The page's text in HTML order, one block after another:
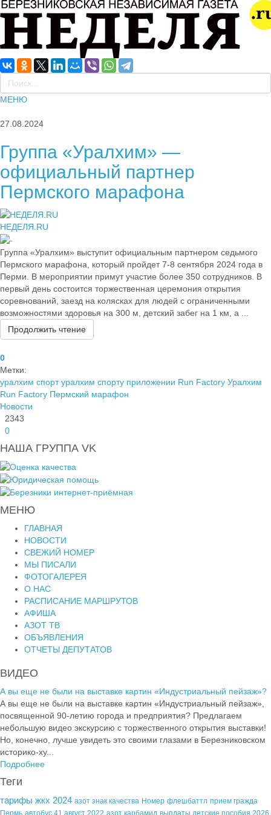
МЕНЮ
27.08.2024
Группа «Уралхим» —
официальный партнер
Пермского марафона
НЕДЕЛЯ.RU
Группа «Уралхим» выступит официальным партнером седьмого
Пермского марафона, который пройдет 7-8 сентября 2024 года в
Перми. В мероприятии примут участие более 350 сотрудников. В
первый день состоится торжественная церемония открытия
соревнований, заезд на колясках для людей с ограниченными
возможностями здоровья на 300 м, детский забег на 1 км, а ...
Продолжить чтение
0
Метки:
уралхим спорт уралхим спорту приложении Run Factory Уралхим
Run Factory Пермский марафон
Новости
2343
0
НАША ГРУППА VK
МЕНЮ
ГЛАВНАЯ
НОВОСТИ
СВЕЖИЙ НОМЕР
МЫ ПИСАЛИ
ФОТОГАЛЕРЕЯ
О НАС
РАСПИСАНИЕ МАРШРУТОВ
АФИША
АЗОТ ТВ
ОБЪЯВЛЕНИЯ
ОТЧЕТЫ ДЕПУТАТОВ
ВИДЕО
А вы еще не были на выставке картин «Индустриальный пейзаж»?
А вы еще не были на выставке картин «Индустриальный пейзаж»,
посвященной 90-летию города и предприятия? Предлагаем
небольшую видео экскурсию с торжественного открытия выставки!
Но, конечно, лучше увидеть это своими глазами в Березниковском
историко-ху...
Подробнее
Теги
тарифы жкх 2024 азот знак качества Номер флешбаттл прием гражда